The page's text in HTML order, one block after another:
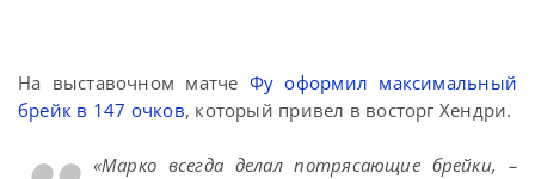
На выставочном матче Фу оформил максимальный
брейк в 147 очков, который привел в восторг Хендри.
«Марко всегда делал потрясающие брейки, –